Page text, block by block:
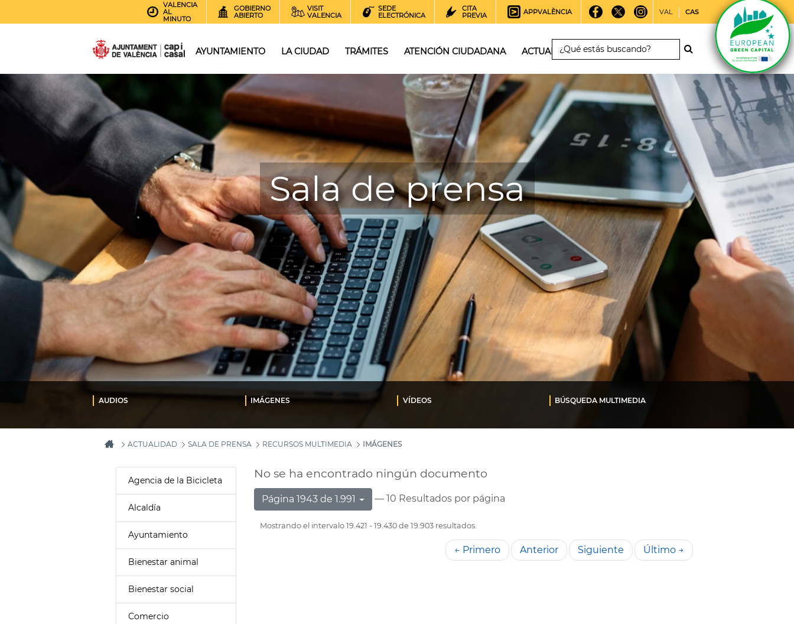
VALENCIA
AL
MINUTO
GOBIERNO
ABIERTO
VISIT
VALENCIA
SEDE
ELECTRÓNICA
CITA
PREVIA
APPVALÈNCIA VAL CAS
AYUNTAMIENTO LA CIUDAD TRÁMITES ATENCIÓN CIUDADANA ACTUALIDAD
Sala de prensa
AUDIOS IMÁGENES VÍDEOS BÚSQUEDA MULTIMEDIA
ACTUALIDAD SALA DE PRENSA RECURSOS MULTIMEDIA IMÁGENES
Agencia de la Bicicleta
Alcaldía
Ayuntamiento
Bienestar animal
Bienestar social
Comercio
No se ha encontrado ningún documento
Página 1943 de 1.991 — 10 Resultados por página
Mostrando el intervalo 19.421 - 19.430 de 19.903 resultados.
← Primero Anterior Siguiente Último →